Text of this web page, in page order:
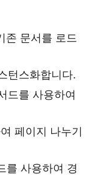
존 문서를 로드
턴스화합니다.
드를 사용하여
페이지 나누기
를 사용하여 경